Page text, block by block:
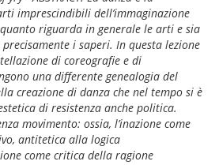
imprescindibili dell’immaginazione
riguarda in generale le arti e sia
i saperi. In questa lezione
di coreografie e di
una differente genealogia del
creazione di danza che nel tempo si è
di resistenza anche politica.
movimento: ossia, l’inazione come
antitetica alla logica
come critica della ragione